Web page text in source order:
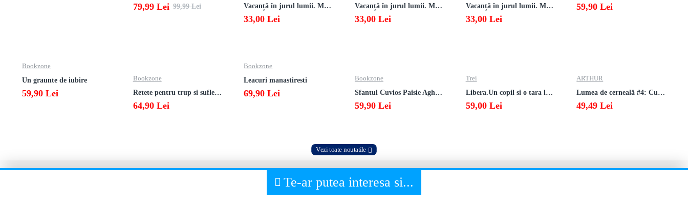
79,99 Lei 99,99 Lei
Vacanță în jurul lumii. Matematică clasa a VII-a – EDIȚIA 2026
33,00 Lei
Vacanță în jurul lumii. Matematică clasa a VI-a – EDIȚIA 2026
33,00 Lei
Vacanță în jurul lumii. Matematică clasa a V-a – EDIȚIA 2026
33,00 Lei
59,90 Lei
Bookzone
Un graunte de iubire
59,90 Lei
Bookzone
Retete pentru trup si suflet din bucataria manastirii
64,90 Lei
Bookzone
Leacuri manastiresti
69,90 Lei
Bookzone
Sfantul Cuvios Paisie Aghioritul
59,90 Lei
Trei
Libera.Un copil si o tara la sfarsitul istoriei.Lea Ypi
59,00 Lei
ARTHUR
Lumea de cerneală #4: Culoarea răzbunării
49,49 Lei
Vezi toate noutatile
Te-ar putea interesa si...